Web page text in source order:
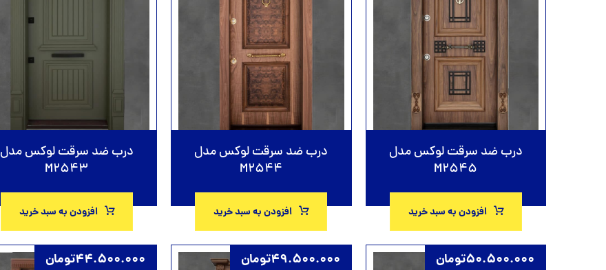
درب ضد سرقت لوکس مدل
M2545
افزودن به سبد خرید
درب ضد سرقت لوکس مدل
M2544
افزودن به سبد خرید
درب ضد سرقت لوکس مدل
M2543
افزودن به سبد خرید
50.500.000تومان 49.500.000تومان 44.500.000تومان